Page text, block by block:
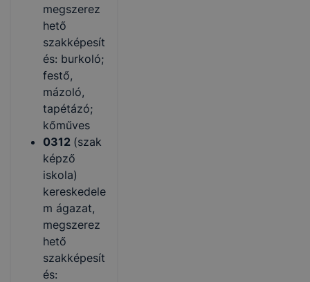
megszerez
hető
szakképesít
és: burkoló;
festő,
mázoló,
tapétázó;
kőműves
0312 (szak
képző
iskola)
kereskedele
m ágazat,
megszerez
hető
szakképesít
és: